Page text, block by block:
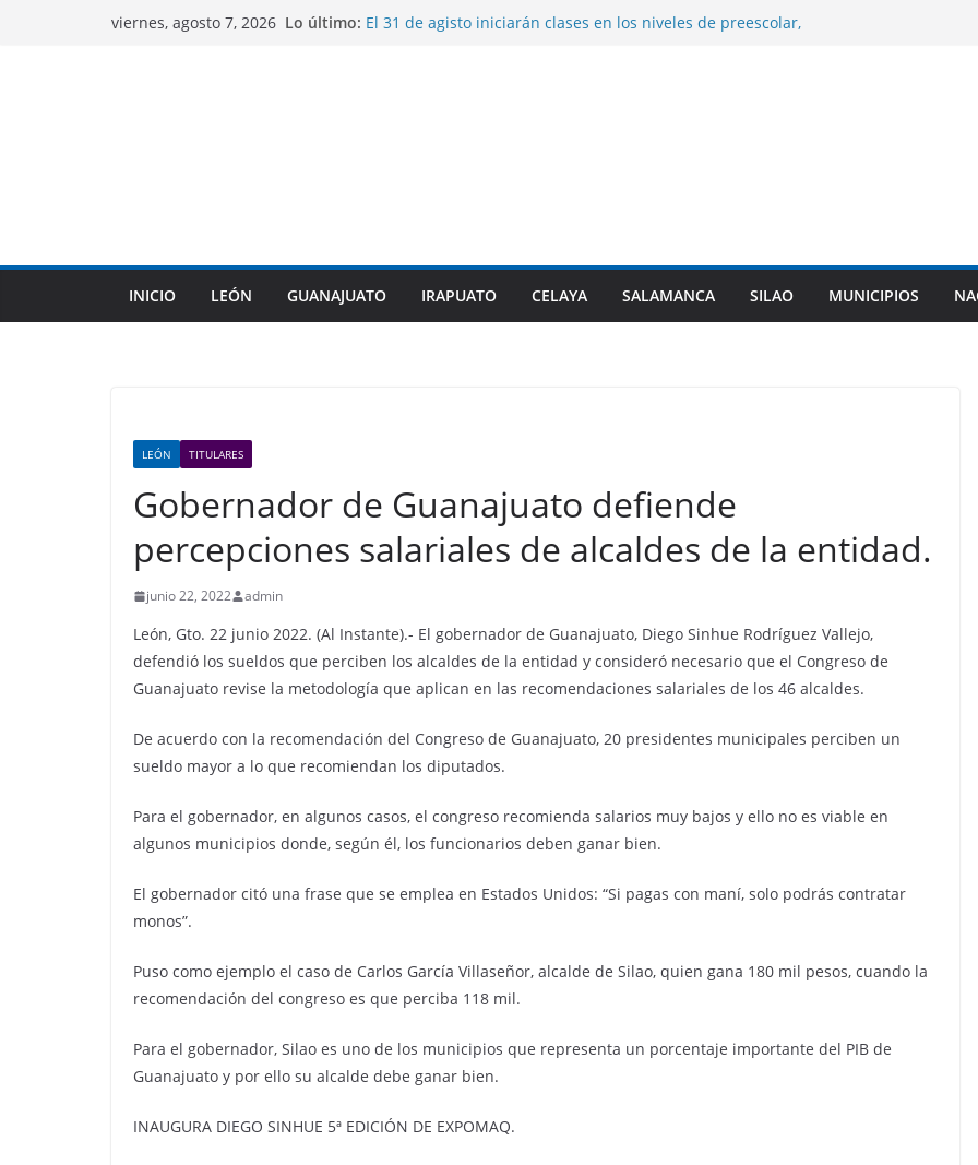
viernes, agosto 7, 2026 Lo último: El 31 de agisto iniciarán clases en los niveles de preescolar,
INICIO LEÓN GUANAJUATO IRAPUATO CELAYA SALAMANCA SILAO MUNICIPIOS
LEÓN TITULARES
Gobernador de Guanajuato defiende
percepciones salariales de alcaldes de la entidad.
junio 22, 2022 admin
León, Gto. 22 junio 2022. (Al Instante).- El gobernador de Guanajuato, Diego Sinhue Rodríguez Vallejo,
defendió los sueldos que perciben los alcaldes de la entidad y consideró necesario que el Congreso de
Guanajuato revise la metodología que aplican en las recomendaciones salariales de los 46 alcaldes.
De acuerdo con la recomendación del Congreso de Guanajuato, 20 presidentes municipales perciben un
sueldo mayor a lo que recomiendan los diputados.
Para el gobernador, en algunos casos, el congreso recomienda salarios muy bajos y ello no es viable en
algunos municipios donde, según él, los funcionarios deben ganar bien.
El gobernador citó una frase que se emplea en Estados Unidos: “Si pagas con maní, solo podrás contratar
monos”.
Puso como ejemplo el caso de Carlos García Villaseñor, alcalde de Silao, quien gana 180 mil pesos, cuando la
recomendación del congreso es que perciba 118 mil.
Para el gobernador, Silao es uno de los municipios que representa un porcentaje importante del PIB de
Guanajuato y por ello su alcalde debe ganar bien.
INAUGURA DIEGO SINHUE 5ª EDICIÓN DE EXPOMAQ.